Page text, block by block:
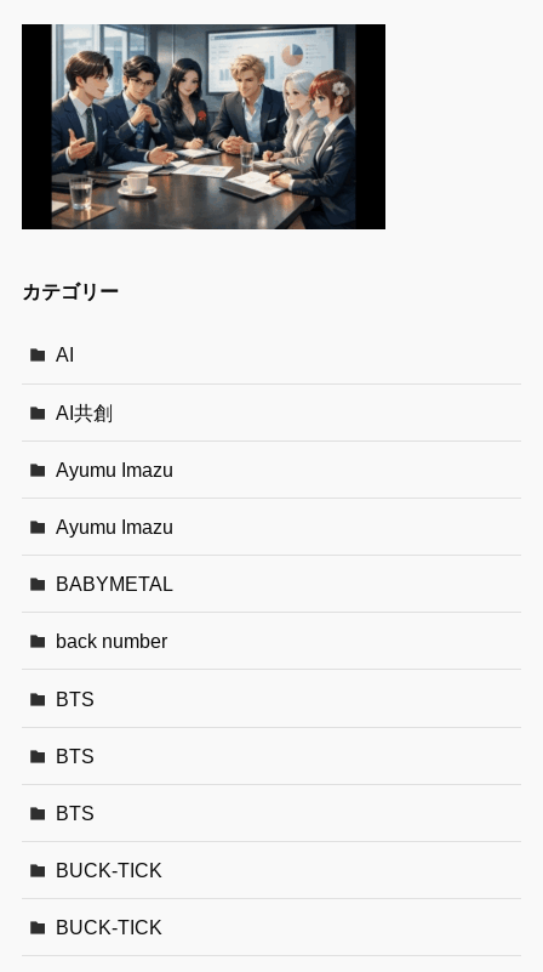
カテゴリー
AI
AI共創
Ayumu Imazu
Ayumu Imazu
BABYMETAL
back number
BTS
BTS
BTS
BUCK-TICK
BUCK-TICK